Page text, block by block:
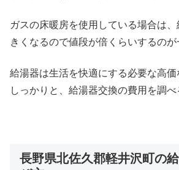
ガスの床暖房を使用している場合は
きくなるので値段が倍くらいするのが
給湯器は生活を快適にする必要な高価
しっかりと、給湯器交換の費用を調べ
長野県北佐久郡軽井沢町の